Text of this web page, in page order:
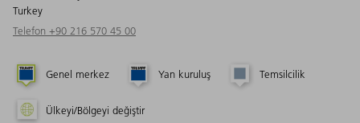
Turkey
Telefon +90 216 570 45 00
Genel merkez Yan kuruluş Temsilcilik
Ülkeyi/Bölgeyi değiştir